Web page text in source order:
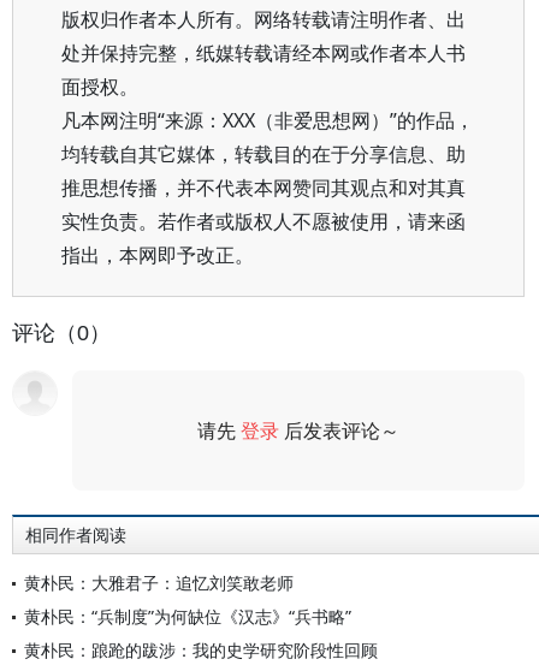
版权归作者本人所有。网络转载请注明作者、出
处并保持完整，纸媒转载请经本网或作者本人书
面授权。
凡本网注明“来源：XXX（非爱思想网）”的作品，
均转载自其它媒体，转载目的在于分享信息、助
推思想传播，并不代表本网赞同其观点和对其真
实性负责。若作者或版权人不愿被使用，请来函
指出，本网即予改正。
评论（0）
请先登录 后发表评论～
相同作者阅读
黄朴民：大雅君子：追忆刘笑敢老师
黄朴民：“兵制度”为何缺位《汉志》“兵书略”
黄朴民：踉跄的跋涉：我的史学研究阶段性回顾